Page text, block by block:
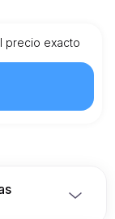
precio exacto